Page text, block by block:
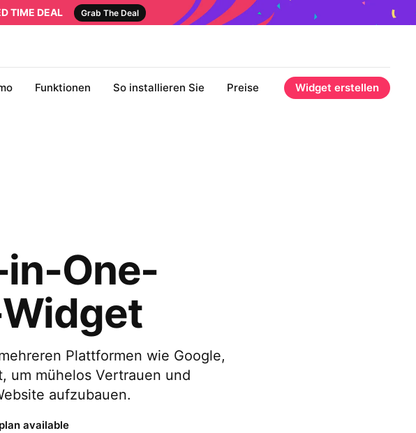
TIME DEAL Grab The Deal
Funktionen So installieren Sie Preise Widget erstellen
One-
Plattformen wie Google,
um mühelos Vertrauen und
aufzubauen.
available